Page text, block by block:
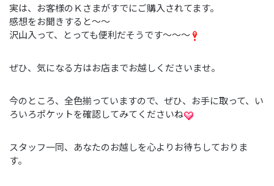
実は、お客様のＫさまがすでにご購入されてます。
感想をお聞きすると～～
沢山入って、とっても便利だそうです～～～
ぜひ、気になる方はお店までお越しくださいませ。
今のところ、全色揃っていますので、ぜひ、お手に取って、い
ろいろポケットを確認してみてくださいね
スタッフ一同、あなたのお越しを心よりお待ちしておりま
す。